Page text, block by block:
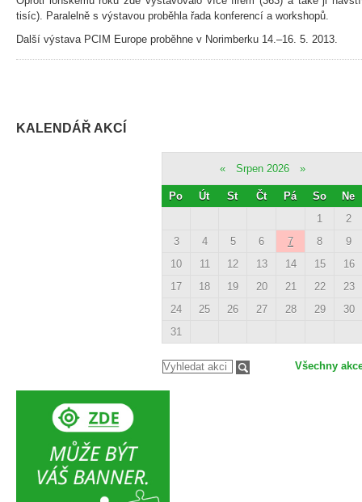
tisíc). Paralelně s výstavou proběhla řada konferencí a workshopů.
Další výstava PCIM Europe proběhne v Norimberku 14.–16. 5. 2013.
KALENDÁŘ AKCÍ
« Srpen 2026 »
Po Út St Čt Pá So
Ne
1
2
3
4 5 6 7 8
9
10
11 12 13 14 15
16
17
18 19 20 21 22
23
24
25 26 27 28 29
30
31
Všechny